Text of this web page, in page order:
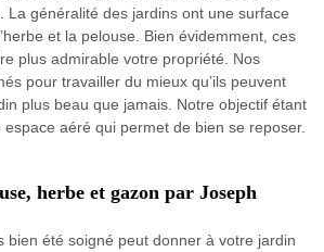
La généralité des jardins ont une surface
et la pelouse. Bien évidemment, ces
plus admirable votre propriété. Nos
pour travailler du mieux qu’ils peuvent
plus beau que jamais. Notre objectif étant
aéré qui permet de bien se reposer.
herbe et gazon par Joseph
bien été soigné peut donner à votre jardin